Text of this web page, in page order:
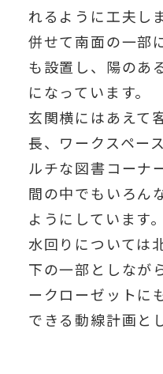
れるように工夫し
併せて南面の一部
も設置し、陽のあ
になっています。
玄関横にはあえて
長、ワークスペー
ルチな図書コーナ
間の中でもいろん
ようにしています。
水回りについては
下の一部としなが
ークローゼットに
できる動線計画と